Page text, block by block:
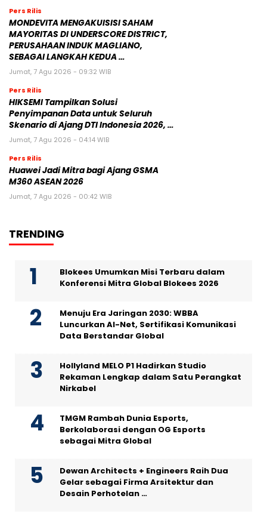
Pers Rilis
MONDEVITA MENGAKUISISI SAHAM
MAYORITAS DI UNDERSCORE DISTRICT,
PERUSAHAAN INDUK MAGLIANO,
SEBAGAI LANGKAH KEDUA …
Jumat, 7 Agu 2026 - 09:32 WIB
Pers Rilis
HIKSEMI Tampilkan Solusi
Penyimpanan Data untuk Seluruh
Skenario di Ajang DTI Indonesia 2026, …
Jumat, 7 Agu 2026 - 04:14 WIB
Pers Rilis
Huawei Jadi Mitra bagi Ajang GSMA
M360 ASEAN 2026
Jumat, 7 Agu 2026 - 00:42 WIB
TRENDING
Blokees Umumkan Misi Terbaru dalam
Konferensi Mitra Global Blokees 2026
Menuju Era Jaringan 2030: WBBA
Luncurkan AI-Net, Sertifikasi Komunikasi
Data Berstandar Global
Hollyland MELO P1 Hadirkan Studio
Rekaman Lengkap dalam Satu Perangkat
Nirkabel
TMGM Rambah Dunia Esports,
Berkolaborasi dengan OG Esports
sebagai Mitra Global
Dewan Architects + Engineers Raih Dua
Gelar sebagai Firma Arsitektur dan
Desain Perhotelan …